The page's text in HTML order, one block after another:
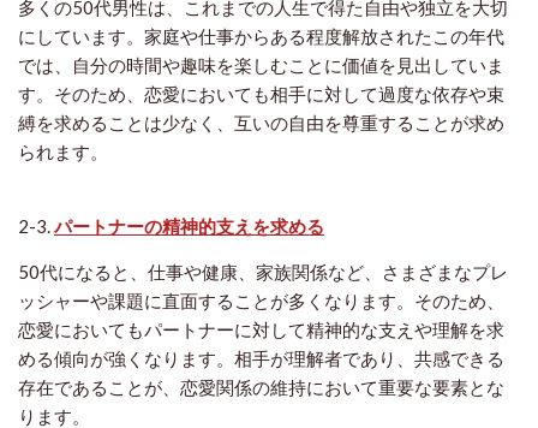
多くの50代男性は、これまでの人生で得た自由や独立を大切
にしています。家庭や仕事からある程度解放されたこの年代
では、自分の時間や趣味を楽しむことに価値を見出していま
す。そのため、恋愛においても相手に対して過度な依存や束
縛を求めることは少なく、互いの自由を尊重することが求め
られます。
2-3. パートナーの精神的支えを求める
50代になると、仕事や健康、家族関係など、さまざまなプレ
ッシャーや課題に直面することが多くなります。そのため、
恋愛においてもパートナーに対して精神的な支えや理解を求
める傾向が強くなります。相手が理解者であり、共感できる
存在であることが、恋愛関係の維持において重要な要素とな
ります。